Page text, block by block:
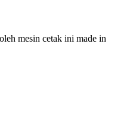
mesin cetak ini made in